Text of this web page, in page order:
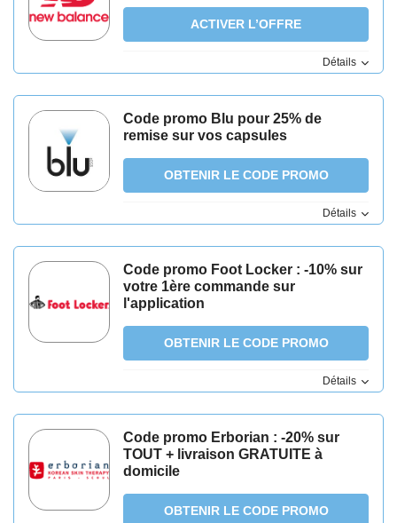
ACTIVER L’OFFRE
Détails
Code promo Blu pour 25% de
remise sur vos capsules
OBTENIR LE CODE PROMO
Détails
Code promo Foot Locker : -10% sur
votre 1ère commande sur
l'application
OBTENIR LE CODE PROMO
Détails
Code promo Erborian : -20% sur
TOUT + livraison GRATUITE à
domicile
OBTENIR LE CODE PROMO